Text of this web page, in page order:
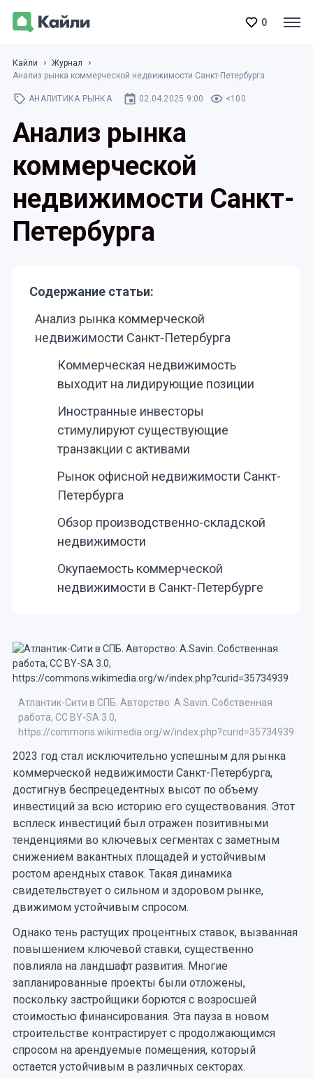
0
Кайли
Журнал
Анализ рынка коммерческой недвижимости Санкт-Петербурга
АНАЛИТИКА РЫНКА 02.04.2025 9:00 <100
Анализ рынка
коммерческой
недвижимости Санкт-
Петербурга
Содержание статьи:
Анализ рынка коммерческой
недвижимости Санкт-Петербурга
Коммерческая недвижимость
выходит на лидирующие позиции
Иностранные инвесторы
стимулируют существующие
транзакции с активами
Рынок офисной недвижимости Санкт-
Петербурга
Обзор производственно-складской
недвижимости
Окупаемость коммерческой
недвижимости в Санкт-Петербурге
Атлантик-Сити в СПБ. Авторство: A.Savin. Собственная
работа, CC BY-SA 3.0,
https://commons.wikimedia.org/w/index.php?curid=35734939
2023 год стал исключительно успешным для рынка
коммерческой недвижимости Санкт-Петербурга,
достигнув беспрецедентных высот по объему
инвестиций за всю историю его существования. Этот
всплеск инвестиций был отражен позитивными
тенденциями во ключевых сегментах с заметным
снижением вакантных площадей и устойчивым
ростом арендных ставок. Такая динамика
свидетельствует о сильном и здоровом рынке,
движимом устойчивым спросом.
Однако тень растущих процентных ставок, вызванная
повышением ключевой ставки, существенно
повлияла на ландшафт развития. Многие
запланированные проекты были отложены,
поскольку застройщики борются с возросшей
стоимостью финансирования. Эта пауза в новом
строительстве контрастирует с продолжающимся
спросом на арендуемые помещения, который
остается устойчивым в различных секторах.